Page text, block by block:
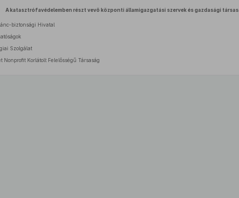
A katasztrófavédelemben részt vevő központi államigazgatási szervek és gazdasági
biztonsági Hivatal
Szolgálat
Nonprofit Korlátolt Felelősségű Társaság